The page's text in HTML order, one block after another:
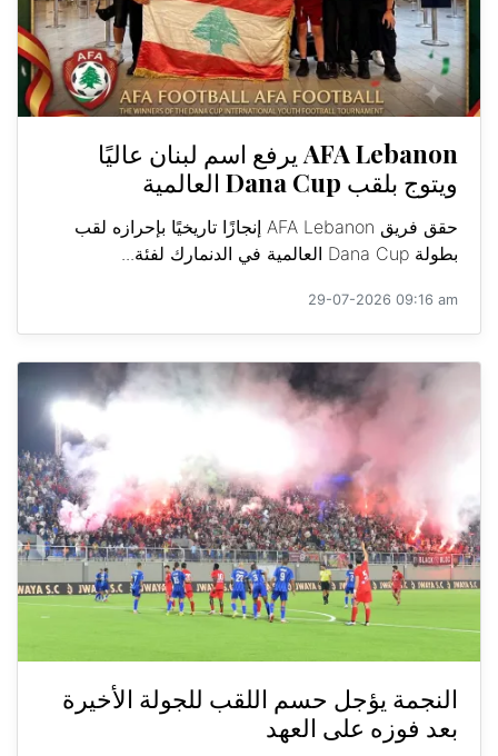
AFA Lebanon يرفع اسم لبنان عاليًا
ويتوج بلقب Dana Cup العالمية
حقق فريق AFA Lebanon إنجازًا تاريخيًا بإحرازه لقب
بطولة Dana Cup العالمية في الدنمارك لفئة...
29-07-2026 09:16 am
النجمة يؤجل حسم اللقب للجولة الأخيرة
بعد فوزه على العهد